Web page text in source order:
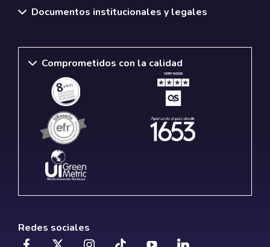
Documentos institucionales y legales
Comprometidos con la calidad
Redes sociales